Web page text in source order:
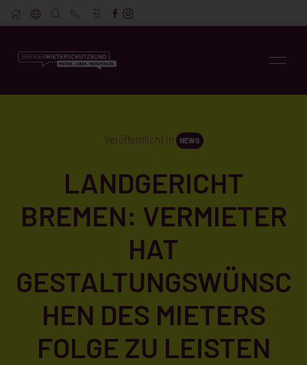
Veröffentlicht in NEWS
LANDGERICHT
BREMEN: VERMIETER
HAT
GESTALTUNGSWÜNSC
HEN DES MIETERS
FOLGE ZU LEISTEN